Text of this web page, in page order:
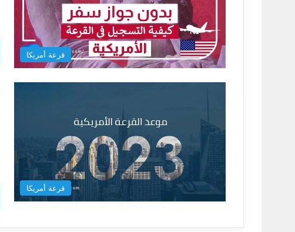
قرعة أمريكا
قرعة أمريكا